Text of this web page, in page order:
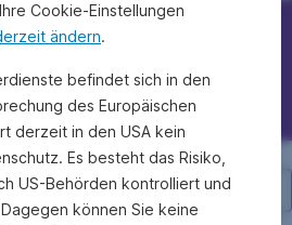
kontaktieren
Anregungen?
Struktur
Cookie-Einstellungen
ändern.
befindet sich in den
des Europäischen
derzeit in den USA kein
Es besteht das Risiko,
US-Behörden kontrolliert und
können Sie keine